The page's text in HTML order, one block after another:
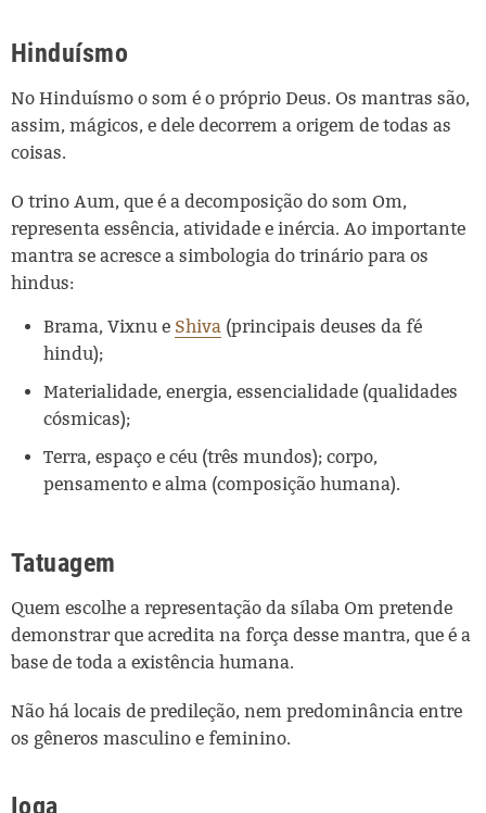
Hinduísmo
No Hinduísmo o som é o próprio Deus. Os mantras são,
assim, mágicos, e dele decorrem a origem de todas as
coisas.
O trino Aum, que é a decomposição do som Om,
representa essência, atividade e inércia. Ao importante
mantra se acresce a simbologia do trinário para os
hindus:
Brama, Vixnu e Shiva (principais deuses da fé
hindu);
Materialidade, energia, essencialidade (qualidades
cósmicas);
Terra, espaço e céu (três mundos); corpo,
pensamento e alma (composição humana).
Tatuagem
Quem escolhe a representação da sílaba Om pretende
demonstrar que acredita na força desse mantra, que é a
base de toda a existência humana.
Não há locais de predileção, nem predominância entre
os gêneros masculino e feminino.
Ioga